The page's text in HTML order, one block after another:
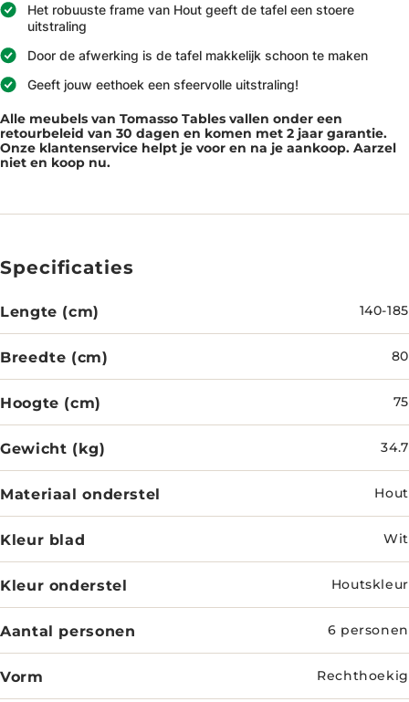
Het robuuste frame van Hout geeft de tafel een stoere
uitstraling
Door de afwerking is de tafel makkelijk schoon te maken
Geeft jouw eethoek een sfeervolle uitstraling!
Alle meubels van Tomasso Tables vallen onder een
retourbeleid van 30 dagen en komen met 2 jaar garantie.
Onze klantenservice helpt je voor en na je aankoop. Aarzel
niet en koop nu.
Specificaties
Lengte (cm) 140-185
Breedte (cm) 80
Hoogte (cm) 75
Gewicht (kg) 34.7
Materiaal onderstel Hout
Kleur blad Wit
Kleur onderstel Houtskleur
Aantal personen 6 personen
Vorm Rechthoekig